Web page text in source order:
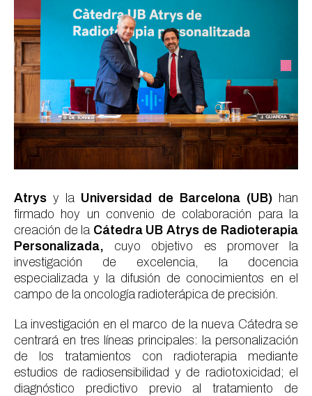
Atrys y la Universidad de Barcelona (UB) han
firmado hoy un convenio de colaboración para la
creación de la Cátedra UB Atrys de Radioterapia
Personalizada, cuyo objetivo es promover la
investigación de excelencia, la docencia
especializada y la difusión de conocimientos en el
campo de la oncología radioterápica de precisión.
La investigación en el marco de la nueva Cátedra se
centrará en tres líneas principales: la personalización
de los tratamientos con radioterapia mediante
estudios de radiosensibilidad y de radiotoxicidad; el
diagnóstico predictivo previo al tratamiento de